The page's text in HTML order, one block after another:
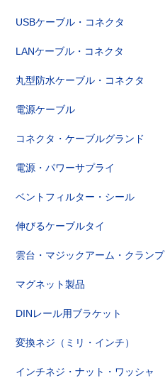
USBケーブル・コネクタ
LANケーブル・コネクタ
丸型防水ケーブル・コネクタ
電源ケーブル
コネクタ・ケーブルグランド
電源・パワーサプライ
ベントフィルター・シール
伸びるケーブルタイ
雲台・マジックアーム・クランプ
マグネット製品
DINレール用ブラケット
変換ネジ（ミリ・インチ）
インチネジ・ナット・ワッシャ